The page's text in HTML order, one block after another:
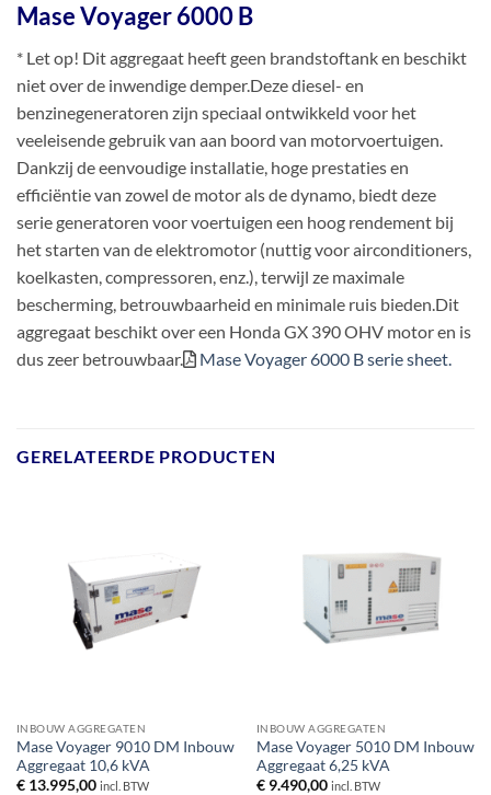
Mase Voyager 6000 B
* Let op! Dit aggregaat heeft geen brandstoftank en beschikt
niet over de inwendige demper.Deze diesel- en
benzinegeneratoren zijn speciaal ontwikkeld voor het
veeleisende gebruik van aan boord van motorvoertuigen.
Dankzij de eenvoudige installatie, hoge prestaties en
efficiëntie van zowel de motor als de dynamo, biedt deze
serie generatoren voor voertuigen een hoog rendement bij
het starten van de elektromotor (nuttig voor airconditioners,
koelkasten, compressoren, enz.), terwijl ze maximale
bescherming, betrouwbaarheid en minimale ruis bieden.Dit
aggregaat beschikt over een Honda GX 390 OHV motor en is
dus zeer betrouwbaar.
Mase Voyager 6000 B serie sheet.
GERELATEERDE PRODUCTEN
INBOUW AGGREGATEN
Mase Voyager 9010 DM Inbouw
Aggregaat 10,6 kVA
€13.995,00 incl. BTW
INBOUW AGGREGATEN
Mase Voyager 5010 DM Inbouw
Aggregaat 6,25 kVA
€9.490,00 incl. BTW